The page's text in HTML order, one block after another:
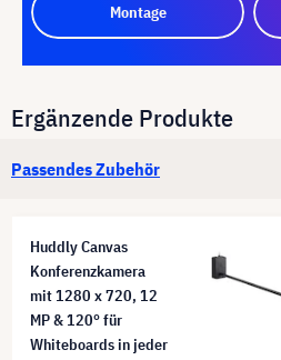
Montage
Ergänzende Produkte
Passendes Zubehör
Huddly Canvas
Konferenzkamera
mit 1280 x 720, 12
MP & 120° für
Whiteboards in jeder